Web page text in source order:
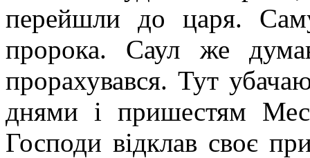
перейшли до царя.
пророка. Саул же
прорахувався. Тут
днями і пришестям
Господи відклав своє